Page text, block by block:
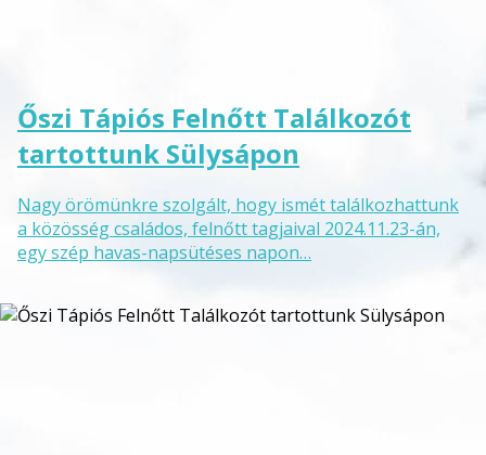
Őszi Tápiós Felnőtt Találkozót
tartottunk Sülysápon
Nagy örömünkre szolgált, hogy ismét találkozhattunk
a közösség családos, felnőtt tagjaival 2024.11.23-án,
egy szép havas-napsütéses napon…